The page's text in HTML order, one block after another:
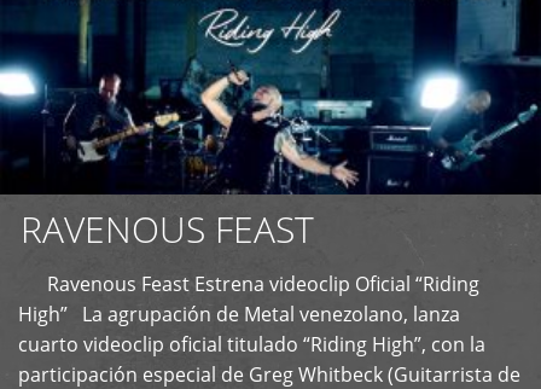
RAVENOUS FEAST
Ravenous Feast Estrena videoclip Oficial “Riding
High” La agrupación de Metal venezolano, lanza
cuarto videoclip oficial titulado “Riding High”, con la
participación especial de Greg Whitbeck (Guitarrista de